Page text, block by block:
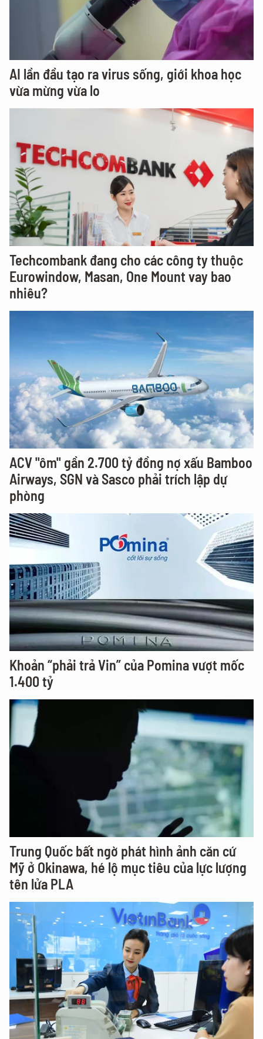
AI lần đầu tạo ra virus sống, giới khoa học
vừa mừng vừa lo
Techcombank đang cho các công ty thuộc
Eurowindow, Masan, One Mount vay bao
nhiêu?
ACV "ôm" gần 2.700 tỷ đồng nợ xấu Bamboo
Airways, SGN và Sasco phải trích lập dự
phòng
Khoản “phải trả Vin” của Pomina vượt mốc
1.400 tỷ
Trung Quốc bất ngờ phát hình ảnh căn cứ
Mỹ ở Okinawa, hé lộ mục tiêu của lực lượng
tên lửa PLA